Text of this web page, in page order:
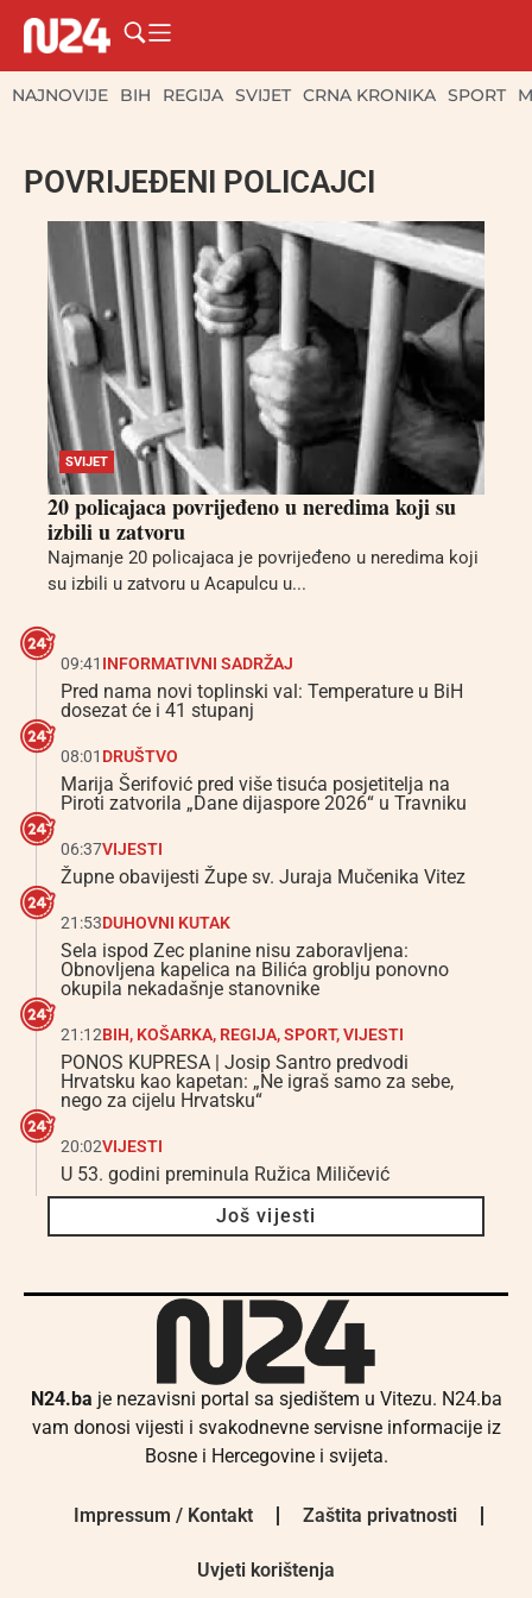
NAJNOVIJE BIH REGIJA SVIJET CRNA KRONIKA SPORT
POVRIJEĐENI POLICAJCI
SVIJET
20 policajaca povrijeđeno u neredima koji su
izbili u zatvoru
Najmanje 20 policajaca je povrijeđeno u neredima koji
su izbili u zatvoru u Acapulcu u...
09:41 INFORMATIVNI SADRŽAJ
Pred nama novi toplinski val: Temperature u BiH
dosezat će i 41 stupanj
08:01 DRUŠTVO
Marija Šerifović pred više tisuća posjetitelja na
Piroti zatvorila „Dane dijaspore 2026“ u Travniku
06:37VIJESTI
Župne obavijesti Župe sv. Juraja Mučenika Vitez
21:53DUHOVNI KUTAK
Sela ispod Zec planine nisu zaboravljena:
Obnovljena kapelica na Bilića groblju ponovno
okupila nekadašnje stanovnike
21:12BIH, KOŠARKA, REGIJA,SPORT,VIJESTI
PONOS KUPRESA | Josip Santro predvodi
Hrvatsku kao kapetan: „Ne igraš samo za sebe,
nego za cijelu Hrvatsku“
20:02VIJESTI
U 53. godini preminula Ružica Miličević
Još vijesti
N24.ba je nezavisni portal sa sjedištem u Vitezu. N24.ba
vam donosi vijesti i svakodnevne servisne informacije iz
Bosne i Hercegovine i svijeta.
Impressum / Kontakt Zaštita privatnosti
Uvjeti korištenja